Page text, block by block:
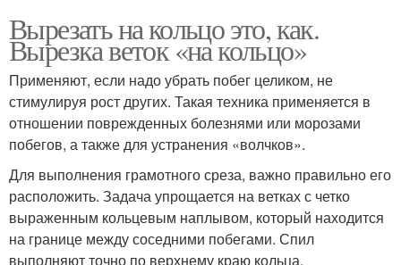
Вырезать на кольцо это, как.
Вырезка веток «на кольцо»
Применяют, если надо убрать побег целиком, не
стимулируя рост других. Такая техника применяется в
отношении поврежденных болезнями или морозами
побегов, а также для устранения «волчков».
Для выполнения грамотного среза, важно правильно его
расположить. Задача упрощается на ветках с четко
выраженным кольцевым наплывом, который находится
на границе между соседними побегами. Спил
выполняют точно по верхнему краю кольца.